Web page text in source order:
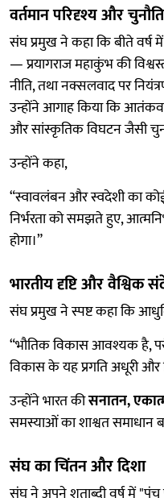
वर्तमान परिदृश्य और
संघ प्रमुख ने कहा कि बीते वर्ष
— प्रयागराज महाकुंभ की
नीति, तथा नक्सलवाद पर
उन्होंने आगाह किया कि
और सांस्कृतिक विघटन जैसी
उन्होंने कहा,
“स्वावलंबन और स्वदेशी का
निर्भरता को समझते हुए,
होगा।”
भारतीय दृष्टि और वैश्विक
संघ प्रमुख ने स्पष्ट कहा कि
“भौतिक विकास आवश्यक है,
विकास के यह प्रगति अधूरी और
उन्होंने भारत कीसनातन,
समस्याओं का शाश्वत समाधान
संघ का चिंतन और दिशा